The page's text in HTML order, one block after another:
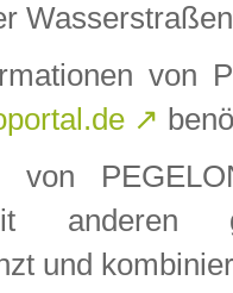
von
↗
von
und